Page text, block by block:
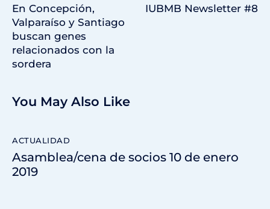
En Concepción,
Valparaíso y Santiago
buscan genes
relacionados con la
sordera
IUBMB Newsletter #8
You May Also Like
ACTUALIDAD
Asamblea/cena de socios 10 de enero
2019